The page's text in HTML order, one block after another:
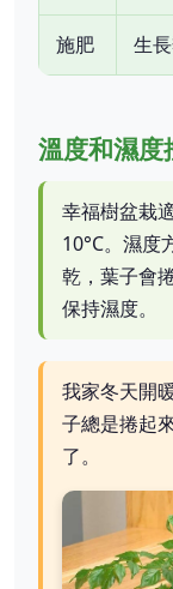
施肥 生
溫度和濕度
幸福樹盆栽
10°C。濕度
乾，葉子會
保持濕度。
我家冬天開
子總是捲起
了。